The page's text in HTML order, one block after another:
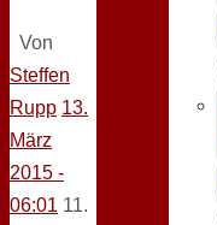
Von
Steffen
Rupp 13.
März
2015 -
06:01 11.